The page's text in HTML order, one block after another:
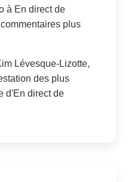
à En direct de
plus
Lévesque-Lizotte,
des plus
d'En direct de